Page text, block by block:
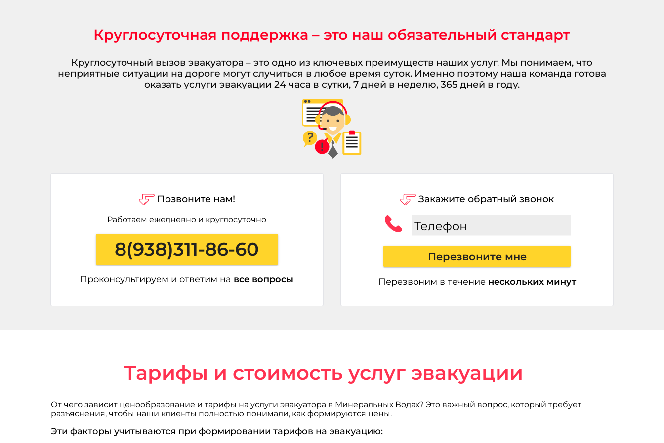
Круглосуточная поддержка – это наш обязательный стандарт
Круглосуточный вызов эвакуатора – это одно из ключевых преимуществ наших услуг. Мы понимаем, что
неприятные ситуации на дороге могут случиться в любое время суток. Именно поэтому наша команда готова
оказать услуги эвакуации 24 часа в сутки, 7 дней в неделю, 365 дней в году.
Позвоните нам!
Работаем ежедневно и круглосуточно
8(938)311-86-60
Проконсультируем и ответим на все вопросы
Закажите обратный звонок
Телефон
Перезвоните мне
Перезвоним в течение нескольких минут
Тарифы и стоимость услуг эвакуации
От чего зависит ценообразование и тарифы на услуги эвакуатора в Минеральных Водах? Это важный вопрос, который требует
разъяснения, чтобы наши клиенты полностью понимали, как формируются цены.
Эти факторы учитываются при формировании тарифов на эвакуацию: